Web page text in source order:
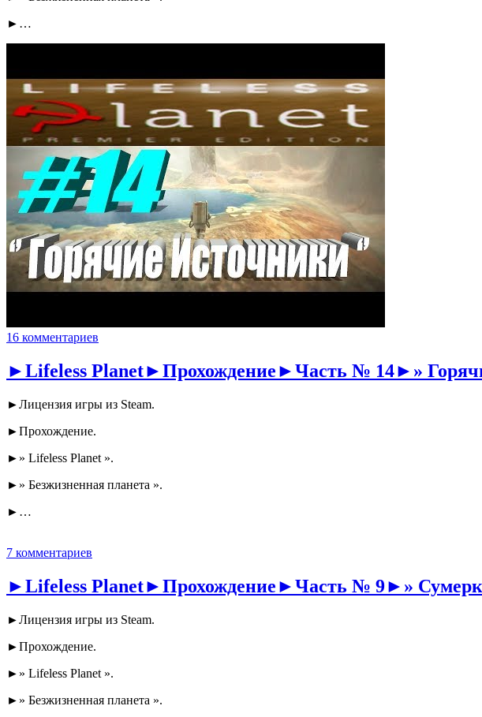
►…
16 комментариев
►Lifeless Planet►Прохождение►Часть № 14►»
►Лицензия игры из Steam.
►Прохождение.
►» Lifeless Planet ».
►» Безжизненная планета ».
►…
7 комментариев
►Lifeless Planet►Прохождение►Часть № 9►»
►Лицензия игры из Steam.
►Прохождение.
►» Lifeless Planet ».
►» Безжизненная планета ».